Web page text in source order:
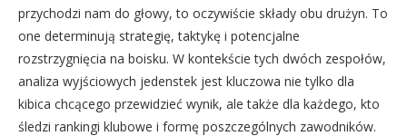
przychodzi nam do głowy, to oczywiście składy obu drużyn. To
one determinują strategię, taktykę i potencjalne
rozstrzygnięcia na boisku. W kontekście tych dwóch zespołów,
analiza wyjściowych jedenstek jest kluczowa nie tylko dla
kibica chcącego przewidzieć wynik, ale także dla każdego, kto
śledzi rankingi klubowe i formę poszczególnych zawodników.